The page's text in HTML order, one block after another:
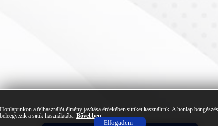
Honlapunkon a felhasználói élmény javítása érdekében sütiket használunk. A honlap
beleegyezik a sütik használatába. Bővebben
Elfogadom